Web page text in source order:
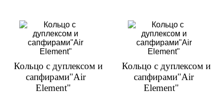
Кольцо с дуплексом и
сапфирами"Air
Element"
Кольцо с дуплексом и
сапфирами"Air
Element"